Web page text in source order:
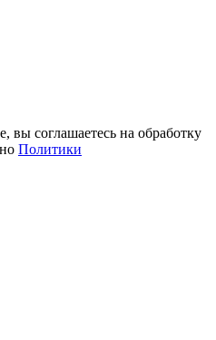
вы соглашаетесь на обработку
Политики